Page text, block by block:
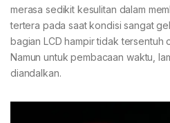
merasa sedikit kesulitan dalam
tertera pada saat kondisi sangat
bagian LCD hampir tidak tersentuh
Namun untuk pembacaan waktu,
diandalkan.